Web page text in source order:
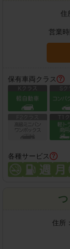
住
営業時
保有車両クラス
各種サービス
住所：